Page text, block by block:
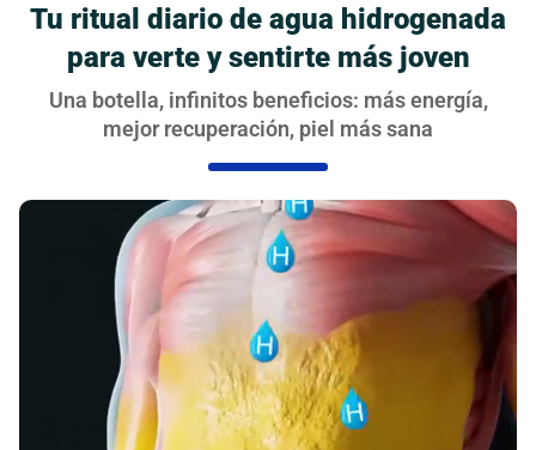
Tu ritual diario de agua hidrogenada
para verte y sentirte más joven
Una botella, infinitos beneficios: más energía,
mejor recuperación, piel más sana